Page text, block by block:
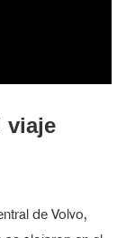
viaje
de Volvo,